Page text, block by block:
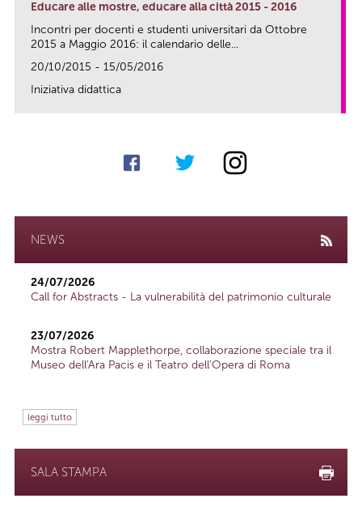
Educare alle mostre, educare alla città 2015 - 2016
Incontri per docenti e studenti universitari da Ottobre
2015 a Maggio 2016: il calendario delle...
20/10/2015 - 15/05/2016
Iniziativa didattica
NEWS
24/07/2026
Call for Abstracts - La vulnerabilità del patrimonio culturale
23/07/2026
Mostra Robert Mapplethorpe, collaborazione speciale tra il
Museo dell'Ara Pacis e il Teatro dell'Opera di Roma
leggi tutto
SALA STAMPA